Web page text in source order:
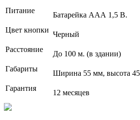
Питание
Батарейка ААА 1,5 В.
Цвет кнопки
Черный
Расстояние
До 100 м. (в здании)
Габариты
Ширина 55 мм, высота
Гарантия
12 месяцев